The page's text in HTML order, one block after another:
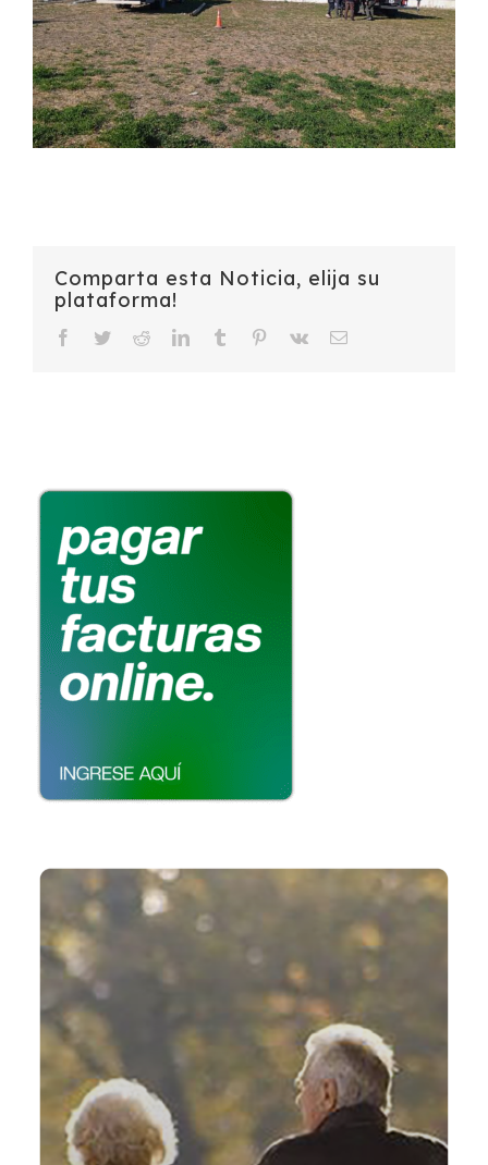
Comparta esta Noticia, elija su
plataforma!
Facebook
TwitterRedditLinkedInTumblr Pinterest
Vk Email